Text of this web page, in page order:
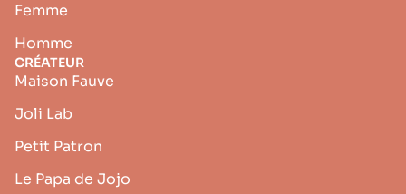
Femme
Homme
CRÉATEUR
Maison Fauve
Joli Lab
Petit Patron
Le Papa de Jojo